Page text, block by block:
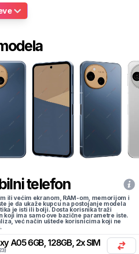
telefon
ili većim ekranom, RAM-om, memorijom i
je da ukaže kupcu na postojanje modela
je isti ili bolji. Dosta korisnika traži
ima samo ove bazične parametre iste.
već način uštede korisnicima koji ne
A05 6GB, 128GB, 2x SIM
)